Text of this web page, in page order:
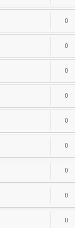
0
0
0
0
0
0
0
0
0